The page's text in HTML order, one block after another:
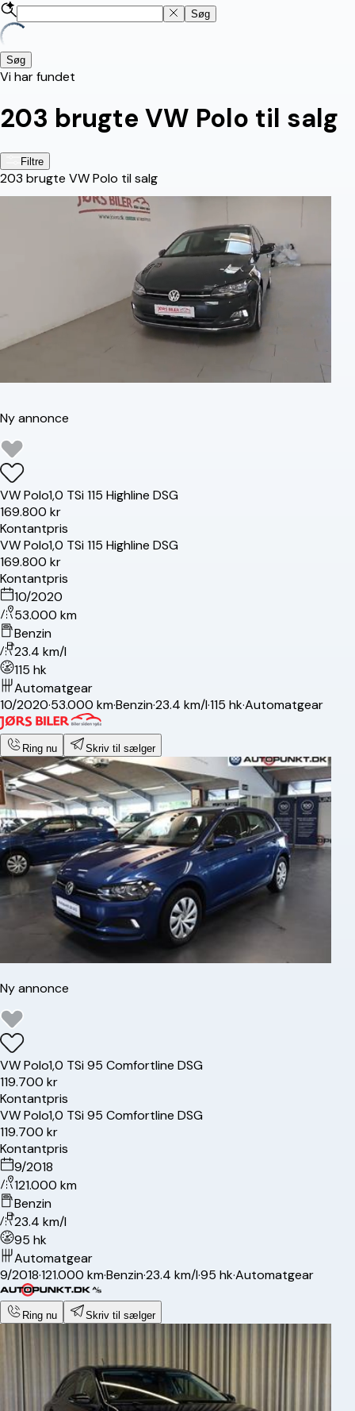
Søg
Søg
Vi har fundet
203 brugte VW Polo til salg
Filtre
203 brugte VW Polo til salg
Ny annonce
VWPolo1,0 TSi 115 Highline DSG
169.800 kr
Kontantpris
VWPolo1,0 TSi 115 Highline DSG
169.800 kr
Kontantpris
10/2020
53.000 km
Benzin
23.4 km/l
115 hk
Automatgear
10/2020·53.000 km·Benzin·23.4 km/l·115 hk·Automatgear
Ring nu Skriv til sælger
Ny annonce
VWPolo1,0 TSi 95 Comfortline DSG
119.700 kr
Kontantpris
VWPolo1,0 TSi 95 Comfortline DSG
119.700 kr
Kontantpris
9/2018
121.000 km
Benzin
23.4 km/l
95 hk
Automatgear
9/2018·121.000 km·Benzin·23.4 km/l·95 hk·Automatgear
Ring nu Skriv til sælger